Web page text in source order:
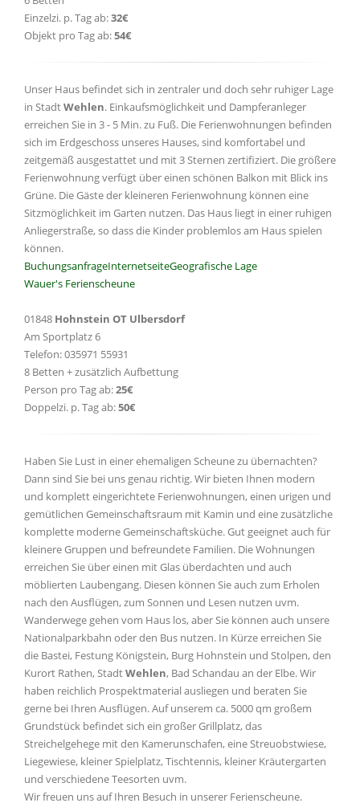
Einzelzi. p. Tag ab:32€
Objekt pro Tag ab:54€
Unser Haus befindet sich in zentraler und doch sehr ruhiger Lage
in StadtWehlen. Einkaufsmöglichkeit und Dampferanleger
erreichen Sie in 3 - 5 Min. zu Fuß. Die Ferienwohnungen befinden
sich im Erdgeschoss unseres Hauses, sind komfortabel und
zeitgemäß ausgestattet und mit 3 Sternen zertifiziert. Die größere
Ferienwohnung verfügt über einen schönen Balkon mit Blick ins
Grüne. Die Gäste der kleineren Ferienwohnung können eine
Sitzmöglichkeit im Garten nutzen. Das Haus liegt in einer ruhigen
Anliegerstraße, so dass die Kinder problemlos am Haus spielen
können.
BuchungsanfrageInternetseiteGeografische Lage
Wauer's Ferienscheune
01848 Hohnstein OT Ulbersdorf
Am Sportplatz 6
Telefon: 035971 55931
8 Betten + zusätzlich Aufbettung
Person pro Tag ab:25€
Doppelzi. p. Tag ab:50€
Haben Sie Lust in einer ehemaligen Scheune zu übernachten?
Dann sind Sie bei uns genau richtig. Wir bieten Ihnen modern
und komplett eingerichtete Ferienwohnungen, einen urigen und
gemütlichen Gemeinschaftsraum mit Kamin und eine zusätzliche
komplette moderne Gemeinschaftsküche. Gut geeignet auch für
kleinere Gruppen und befreundete Familien. Die Wohnungen
erreichen Sie über einen mit Glas überdachten und auch
möblierten Laubengang. Diesen können Sie auch zum Erholen
nach den Ausflügen, zum Sonnen und Lesen nutzen uvm.
Wanderwege gehen vom Haus los, aber Sie können auch unsere
Nationalparkbahn oder den Bus nutzen. In Kürze erreichen Sie
die Bastei, Festung Königstein, Burg Hohnstein und Stolpen, den
Kurort Rathen, StadtWehlen, Bad Schandau an der Elbe. Wir
haben reichlich Prospektmaterial ausliegen und beraten Sie
gerne bei Ihren Ausflügen. Auf unserem ca. 5000 qm großem
Grundstück befindet sich ein großer Grillplatz, das
Streichelgehege mit den Kamerunschafen, eine Streuobstwiese,
Liegewiese, kleiner Spielplatz, Tischtennis, kleiner Kräutergarten
und verschiedene Teesorten uvm.
Wir freuen uns auf Ihren Besuch in unserer Ferienscheune.